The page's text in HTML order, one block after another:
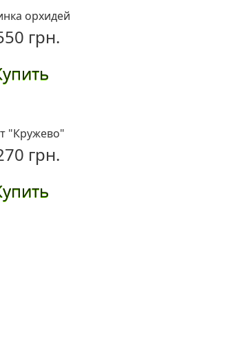
орхидей
грн.
"Кружево"
грн.